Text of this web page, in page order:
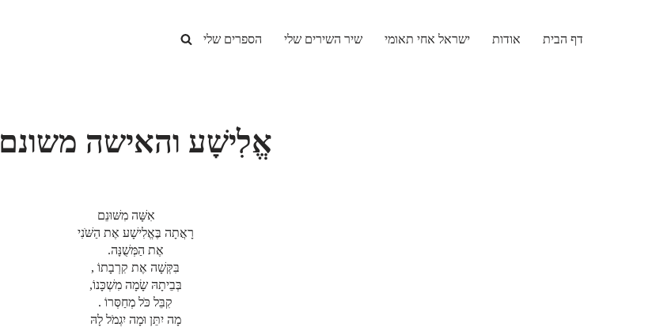
דף הבית אודות ישראל אחי תאומי שיר השירים שלי הספרים שלי
אֱלִישָׁע והאישה משונם
אִשָּׁה מִשּׁוּנֵם
רָאֲתָה בֶּאֱלִישָׁע אֶת הַשֹּׁנִי
אֶת הַמְּשֻׁנָּה.
בִּקְּשָׁה אֶת קִרְבָתוֹ ,
בְּבֵיתָהּ שָׂמָה מִשְׁכָּנוֹ,
קִבֵּל כֹּל מְחַסְּרוֹ .
מָה יִתֵּן וּמָה יִגְמֹל לָהּ